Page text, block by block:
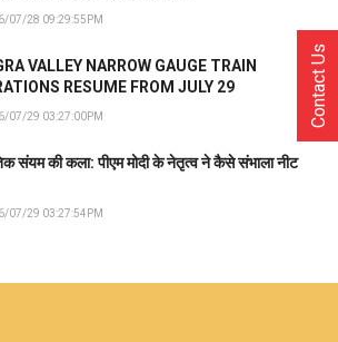
07/28 09:29:55PM
VALLEY NARROW GAUGE TRAIN
RESUME FROM JULY 29
07/29 03:27:00PM
संयम की कला: पीएम मोदी के नेतृत्व ने कैसे संभाला नीट
07/29 03:27:54PM
Contact Us